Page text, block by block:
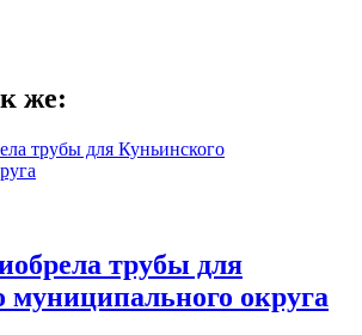
же:
трубы для
муниципального округа